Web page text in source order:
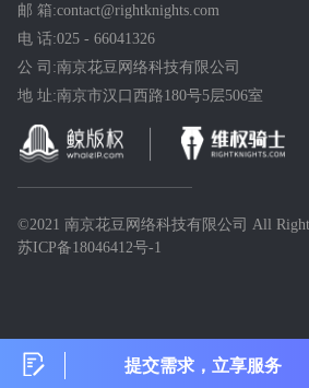
邮 箱:contact@rightknights.com
电 话:025 - 66041326
公 司:南京花豆网络科技有限公司
地 址:南京市汉口西路180号5层506室
©2021 南京花豆网络科技有限公司 All
苏ICP备18046412号-1
提交需求，立享服务